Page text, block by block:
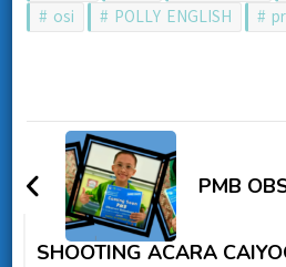
osi
POLLY ENGLISH
PMB
SHOOTING ACARA